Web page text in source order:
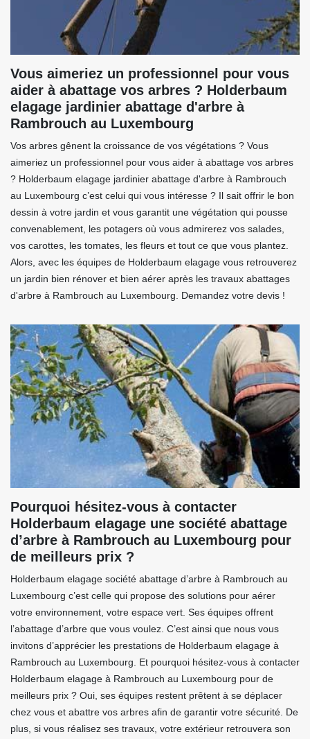
Vous aimeriez un professionnel pour vous
aider à abattage vos arbres ? Holderbaum
elagage jardinier abattage d'arbre à
Rambrouch au Luxembourg
Vos arbres gênent la croissance de vos végétations ? Vous
aimeriez un professionnel pour vous aider à abattage vos arbres
? Holderbaum elagage jardinier abattage d'arbre à Rambrouch
au Luxembourg c’est celui qui vous intéresse ? Il sait offrir le bon
dessin à votre jardin et vous garantit une végétation qui pousse
convenablement, les potagers où vous admirerez vos salades,
vos carottes, les tomates, les fleurs et tout ce que vous plantez.
Alors, avec les équipes de Holderbaum elagage vous retrouverez
un jardin bien rénover et bien aérer après les travaux abattages
d'arbre à Rambrouch au Luxembourg. Demandez votre devis !
Pourquoi hésitez-vous à contacter
Holderbaum elagage une société abattage
d’arbre à Rambrouch au Luxembourg pour
de meilleurs prix ?
Holderbaum elagage société abattage d’arbre à Rambrouch au
Luxembourg c’est celle qui propose des solutions pour aérer
votre environnement, votre espace vert. Ses équipes offrent
l’abattage d’arbre que vous voulez. C’est ainsi que nous vous
invitons d’apprécier les prestations de Holderbaum elagage à
Rambrouch au Luxembourg. Et pourquoi hésitez-vous à contacter
Holderbaum elagage à Rambrouch au Luxembourg pour de
meilleurs prix ? Oui, ses équipes restent prêtent à se déplacer
chez vous et abattre vos arbres afin de garantir votre sécurité. De
plus, si vous réalisez ses travaux, votre extérieur retrouvera son